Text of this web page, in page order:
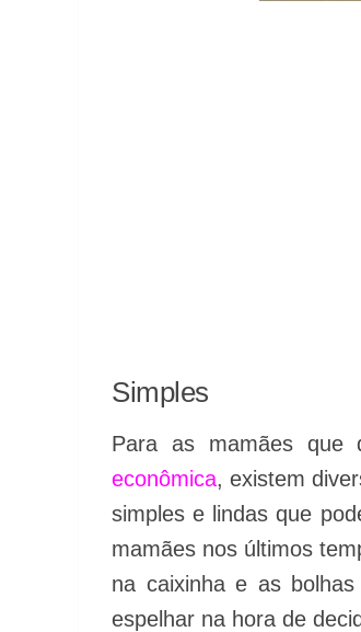
Simples
Para as mamães que
econômica, existem
simples e lindas que
mamães nos últimos
na caixinha e as
espelhar na hora de